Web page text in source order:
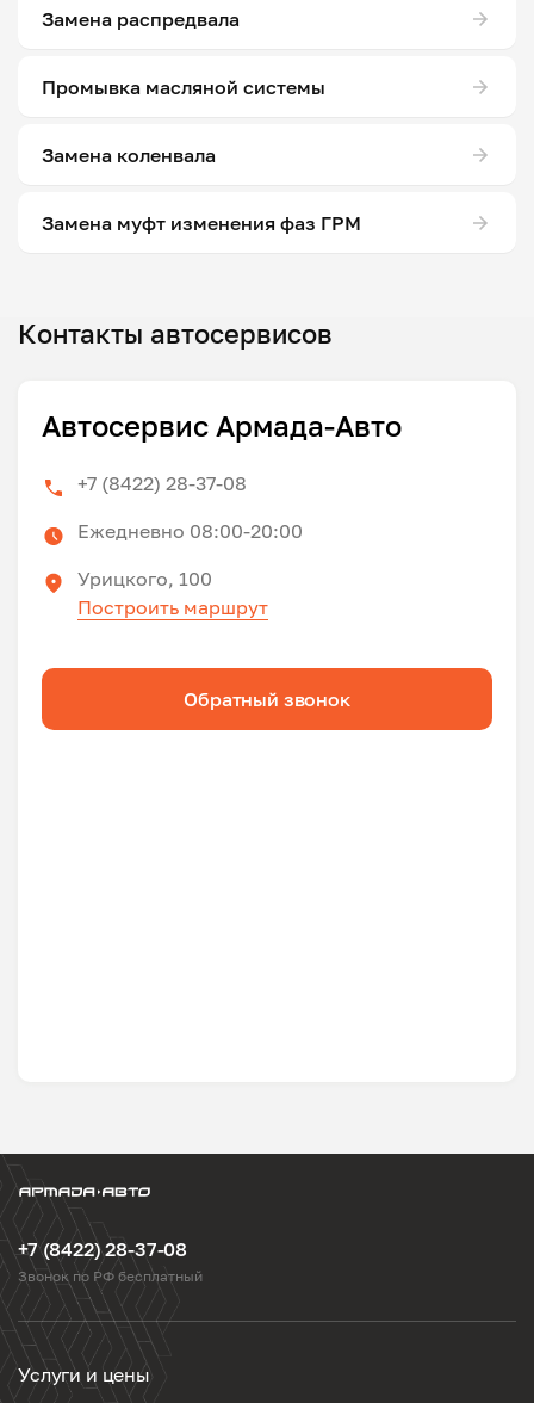
Замена распредвала
Промывка масляной системы
Замена коленвала
Замена муфт изменения фаз ГРМ
Контакты автосервисов
Автосервис Армада-Авто
+7 (8422) 28-37-08
Ежедневно 08:00-20:00
Урицкого, 100
Построить маршрут
Обратный звонок
+7 (8422) 28-37-08
Звонок по РФ бесплатный
Услуги и цены